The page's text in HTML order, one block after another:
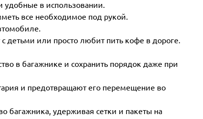
удобные в использовании.
все необходимое под рукой.
детьми или просто любит пить кофе в дороге.
в багажнике и сохранить порядок даже при
и предотвращают его перемещение во
багажника, удерживая сетки и пакеты на